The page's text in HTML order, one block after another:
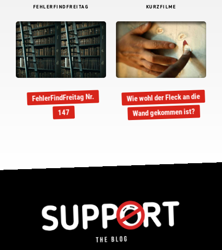
FEHLERFINDFREITAG
FehlerFindFreitag Nr.
147
KURZFILME
Wie wohl der Fleck an die
Wand gekommen ist?